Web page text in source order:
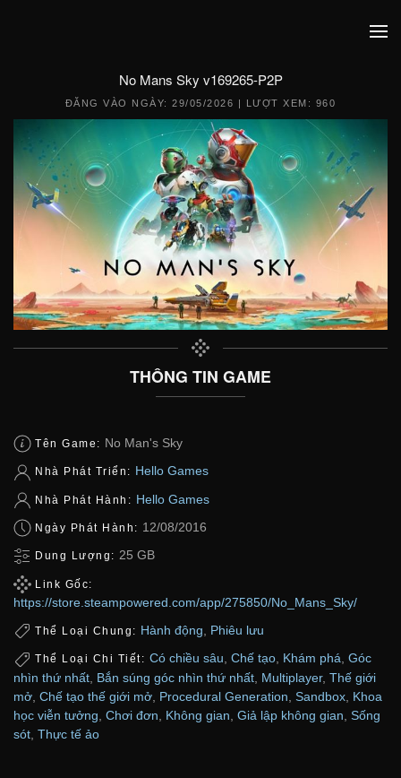
No Mans Sky v169265-P2P
ĐĂNG VÀO NGÀY:29/05/2026 | LƯỢT XEM: 960
THÔNG TIN GAME
Tên Game: No Man's Sky
Nhà Phát Triển: Hello Games
Nhà Phát Hành: Hello Games
Ngày Phát Hành: 12/08/2016
Dung Lượng: 25 GB
Link Gốc:
https://store.steampowered.com/app/275850/No_Mans_Sky/
Thể Loại Chung: Hành động Phiêu lưu
Thể Loại Chi Tiết: Có chiều sâu, Chế tạo, Khám phá, Góc
nhìn thứ nhất Bắn súng góc nhìn thứ nhất Multiplayer, Thế giới
mở Chế tạo thế giới mở Procedural Generation Sandbox Khoa
học viễn tưởng Chơi đơn Không gian Giả lập không gian Sống
sót Thực tế ảo